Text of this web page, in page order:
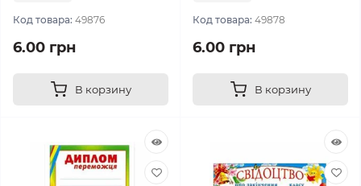
Код товара: 49876
6.00 грн
В корзину
Код товара: 49878
6.00 грн
В корзину